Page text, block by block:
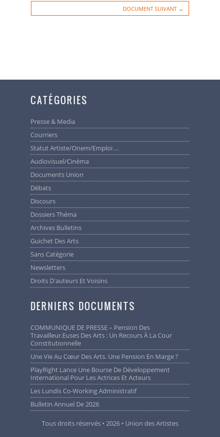
DOCUMENT SUIVANT →
CATÉGORIES
Presse & Media
Courriers
Statut Artiste/Onem/Emploi …
Audiovisuel/cinéma
Documents Union
Débats
Discours
Dossiers Théma
Archives Bulletins
Guichet Des Arts
Sans Catégorie
Newsletters
Droits D'auteurs Et Voisins
DERNIERS DOCUMENTS
COMMUNIQUE DE PRESSE – Pension Des
Travailleur.euses Des Arts : Un Recours À La Cour
Constitutionnelle
Une Vie Au Cœur Des Arts. Une Pension En Marge ?
PlayRight Lance Une Bourse De Développement
International Pour Les Actrices Et Acteurs
Les Lundis Co-Working Administratif
Bulletin Annuel De 2026
Tous droits réservés • 2026 • Union des Artistes